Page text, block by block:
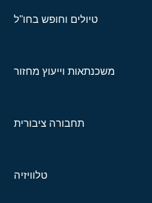
טיולים וחופש בחו"ל
משכנתאות וייעוץ מחזור
תחבורה ציבורית
טלוויזיה